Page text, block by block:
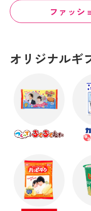
ファッシ
オリジナルギ